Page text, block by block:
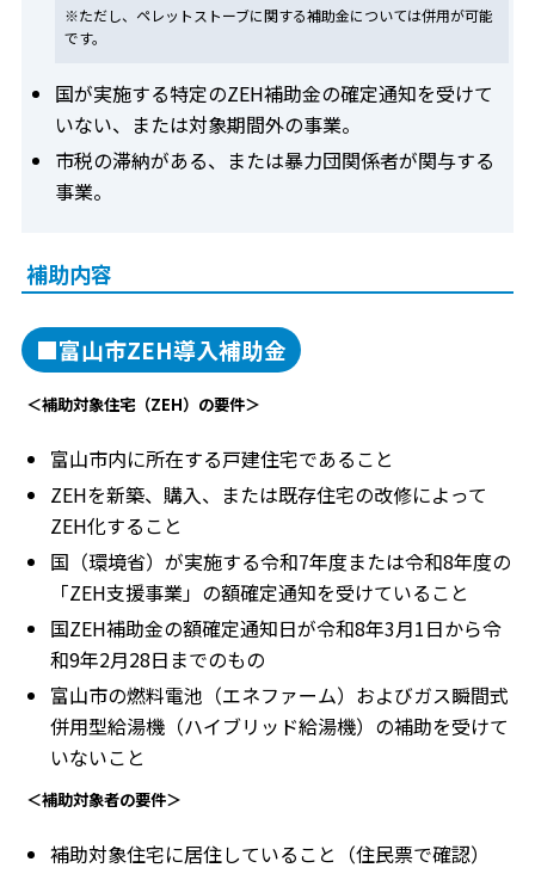
※ただし、ペレットストーブに関する補助金については併用が可能
です。
国が実施する特定のZEH補助金の確定通知を受けて
いない、または対象期間外の事業。
市税の滞納がある、または暴力団関係者が関与する
事業。
補助内容
■富山市ZEH導入補助金
＜補助対象住宅（ZEH）の要件＞
富山市内に所在する戸建住宅であること
ZEHを新築、購入、または既存住宅の改修によって
ZEH化すること
国（環境省）が実施する令和7年度または令和8年度の
「ZEH支援事業」の額確定通知を受けていること
国ZEH補助金の額確定通知日が令和8年3月1日から令
和9年2月28日までのもの
富山市の燃料電池（エネファーム）およびガス瞬間式
併用型給湯機（ハイブリッド給湯機）の補助を受けて
いないこと
＜補助対象者の要件＞
補助対象住宅に居住していること（住民票で確認）